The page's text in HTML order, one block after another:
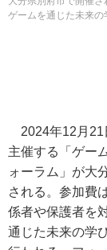
ゲームを通じた未来
2024年12月21
主催する「ゲー
ォーラム」が大
される。参加費
係者や保護者を
通じた未来の学